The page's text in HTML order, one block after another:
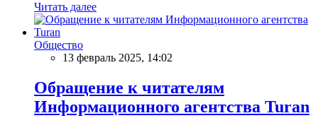
Читать далее
Общество
13 февраль 2025, 14:02
Обращение к читателям
Информационного агентства Turan